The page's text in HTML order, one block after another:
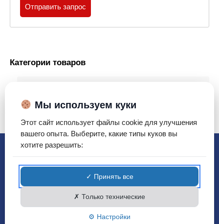
Отправить запрос
Категории товаров
ООО "БЕЛРОСТАР"
Вы юридическое или
физическое лицо?
Можно выбрать сейчас или оставить режим
физического лица по умолчанию.
Мы используем куки
Этот сайт использует файлы cookie для улучшения
вашего опыта. Выберите, какие типы куков вы
хотите разрешить:
✓ Принять все
✗ Только технические
⚙ Настройки